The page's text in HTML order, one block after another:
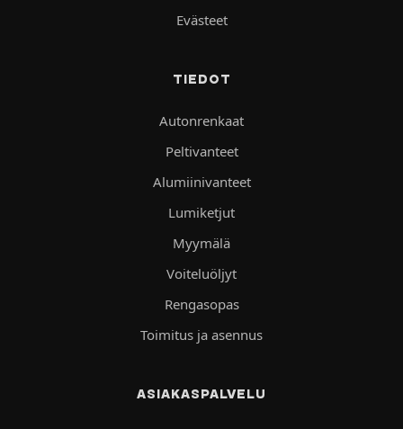
Evästeet
TIEDOT
Autonrenkaat
Peltivanteet
Alumiinivanteet
Lumiketjut
Myymälä
Voiteluöljyt
Rengasopas
Toimitus ja asennus
ASIAKASPALVELU